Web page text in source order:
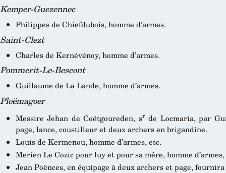
Kemper-Guezennec
Philippes de Chiefdubois, homme d’armes.
Saint-Clezt
Charles de Kernévénoy, homme d’armes.
Pommerit-Le-Bescont
Guillaume de La Lande, homme d’armes.
Ploëmagoer
Messire Jehan de Coëtgoureden, srde Locmaria, par
page, lance, coustilleur et deux archers en brigandine.
Louis de Kermenou, homme d’armes, etc.
Merien Le Cozic pour luy et pour sa mêre, homme
Jean Poënces, en équipage à deux archers et page, fournira